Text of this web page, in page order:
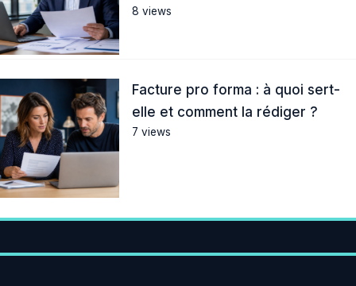
8 views
Facture pro forma : à quoi sert-
elle et comment la rédiger ?
7 views